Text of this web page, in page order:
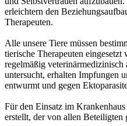
erleichtern den
Therapeuten.
Alle unsere Tiere müssen
tierische Therapeuten
regelmäßig
untersucht, erhalten Impfungen
entwurmt und gegen
Für den Einsatz im
erstellt, der von allen Beteiligten